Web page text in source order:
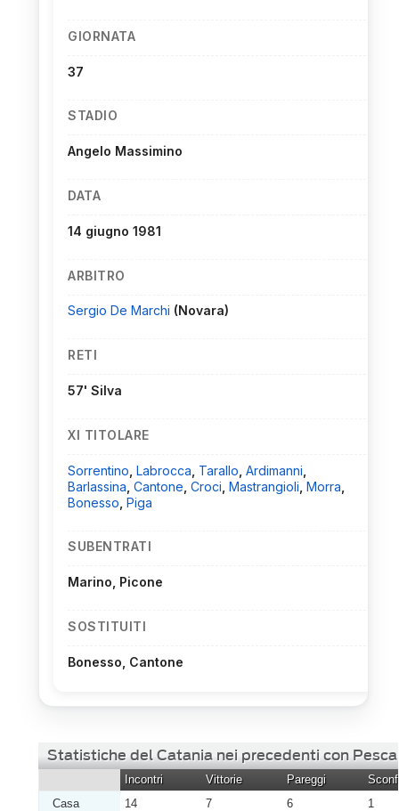
GIORNATA
37
STADIO
Angelo Massimino
DATA
14 giugno 1981
ARBITRO
Sergio De Marchi (Novara)
RETI
57' Silva
XI TITOLARE
Sorrentino Labrocca Tarallo Ardimanni
Barlassina Cantone Croci Mastrangioli Morra
Bonesso Piga
SUBENTRATI
Marino, Picone
SOSTITUITI
Bonesso, Cantone
Statistiche del Catania nei precedenti con
Incontri Vittorie Pareggi
Casa
14 7 6
1